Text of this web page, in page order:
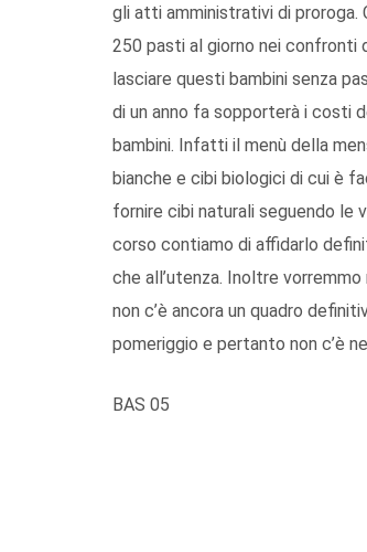
gli atti amministrativi di proroga.
250 pasti al giorno nei confronti
lasciare questi bambini senza
di un anno fa sopporterà i costi
bambini. Infatti il menù della
bianche e cibi biologici di cui è
fornire cibi naturali seguendo le
corso contiamo di affidarlo
che all’utenza. Inoltre
non c’è ancora un quadro
pomeriggio e pertanto non c’è
BAS 05